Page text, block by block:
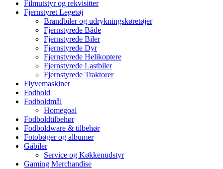
Filmutstyr og rekvisitter
Fjernstyret Legetøj
Brandbiler og udrykningskøretøjer
Fjernstyrede Både
Fjernstyrede Biler
Fjernstyrede Dyr
Fjernstyrede Helikoptere
Fjernstyrede Lastbiler
Fjernstyrede Traktorer
Flyvemaskiner
Fodbold
Fodboldmål
Homegoal
Fodboldtilbehør
Fodboldware & tilbehør
Fotobøger og albumer
Gåbiler
Service og Køkkenudstyr
Gaming Merchandise